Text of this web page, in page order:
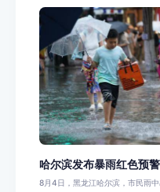
哈尔滨发布暴雨红色预警
8月4日，黑龙江哈尔滨，市民雨